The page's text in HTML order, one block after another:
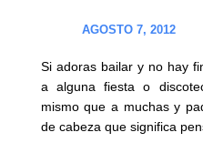
AGOSTO 7, 2012
Si adoras bailar y no hay
a alguna fiesta o
mismo que a muchas y
de cabeza que significa